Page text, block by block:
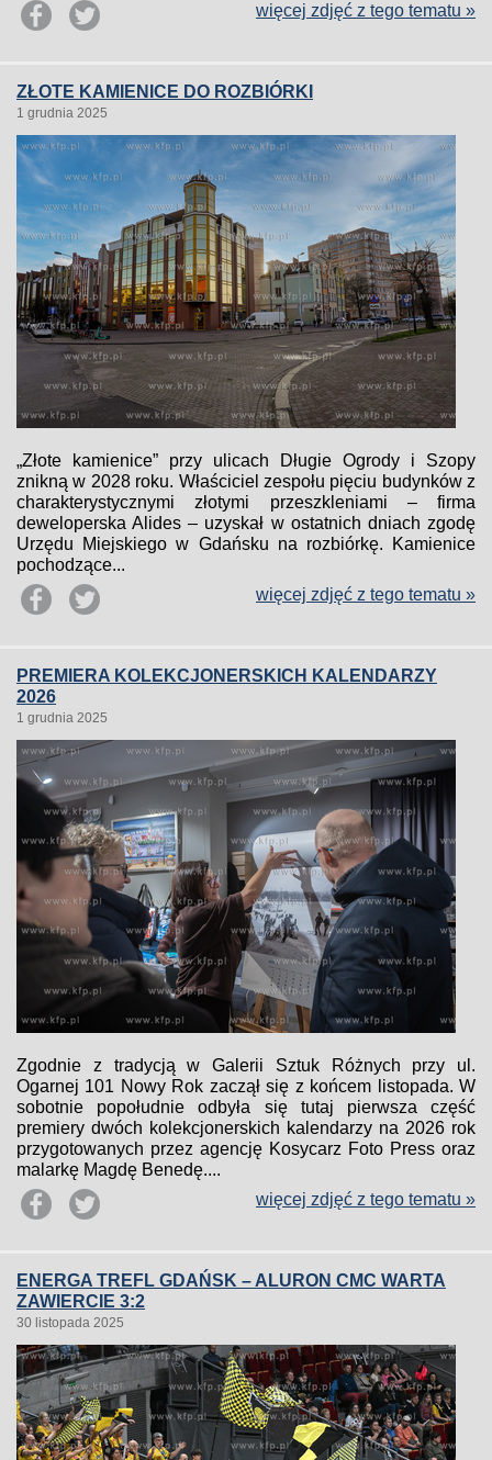
więcej zdjęć z tego tematu »
ZŁOTE KAMIENICE DO ROZBIÓRKI
1 grudnia 2025
„Złote kamienice” przy ulicach Długie Ogrody i Szopy
znikną w 2028 roku. Właściciel zespołu pięciu budynków z
charakterystycznymi złotymi przeszkleniami – firma
deweloperska Alides – uzyskał w ostatnich dniach zgodę
Urzędu Miejskiego w Gdańsku na rozbiórkę. Kamienice
pochodzące...
więcej zdjęć z tego tematu »
PREMIERA KOLEKCJONERSKICH KALENDARZY
2026
1 grudnia 2025
Zgodnie z tradycją w Galerii Sztuk Różnych przy ul.
Ogarnej 101 Nowy Rok zaczął się z końcem listopada. W
sobotnie popołudnie odbyła się tutaj pierwsza część
premiery dwóch kolekcjonerskich kalendarzy na 2026 rok
przygotowanych przez agencję Kosycarz Foto Press oraz
malarkę Magdę Benedę....
więcej zdjęć z tego tematu »
ENERGA TREFL GDAŃSK – ALURON CMC WARTA
ZAWIERCIE 3:2
30 listopada 2025